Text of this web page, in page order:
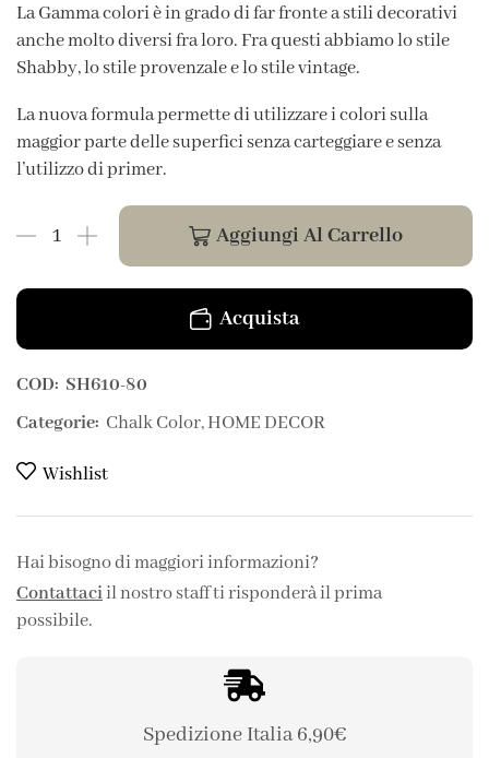
La Gamma colori è in grado di far fronte a stili decorativi
anche molto diversi fra loro. Fra questi abbiamo lo stile
Shabby, lo stile provenzale e lo stile vintage.
La nuova formula permette di utilizzare i colori sulla
maggior parte delle superfici senza carteggiare e senza
l’utilizzo di primer.
Aggiungi Al Carrello
Acquista
COD: SH610-80
Categorie: Chalk Color,HOME DECOR
Wishlist
Hai bisogno di maggiori informazioni?
Contattaciil nostro staff ti risponderà il prima
possibile.
Spedizione Italia 6,90€